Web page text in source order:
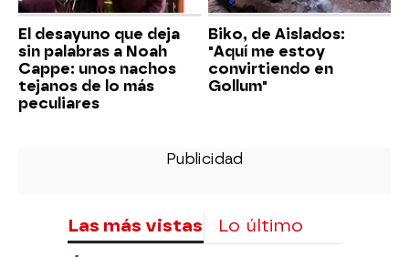
El desayuno que deja
sin palabras a Noah
Cappe: unos nachos
tejanos de lo más
peculiares
Biko, de Aislados:
"Aquí me estoy
convirtiendo en
Gollum"
Las más vistas Lo último